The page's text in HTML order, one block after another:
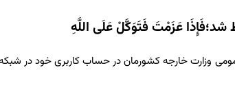
عَزَمْتَ فَتَوَکَّلْ عَلَی اللَّهِ
وزارت خارجه کشورمان در حساب کاربری خود در شبکه